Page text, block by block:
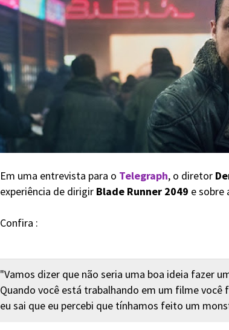
Em uma entrevista para o Telegraph, o diretor
experiência de dirigir Blade Runner 2049 e sobre
Confira :
"Vamos dizer que não seria uma boa ideia fazer
Quando você está trabalhando em um filme você
eu sai que eu percebi que tínhamos feito um